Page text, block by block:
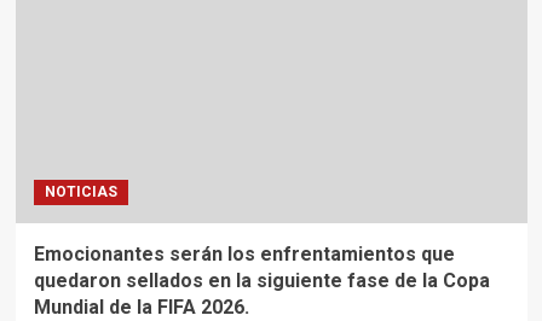
NOTICIAS
Emocionantes serán los enfrentamientos que
quedaron sellados en la siguiente fase de la Copa
Mundial de la FIFA 2026.